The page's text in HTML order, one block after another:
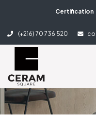
Certification
(+216) 70 736 520
3